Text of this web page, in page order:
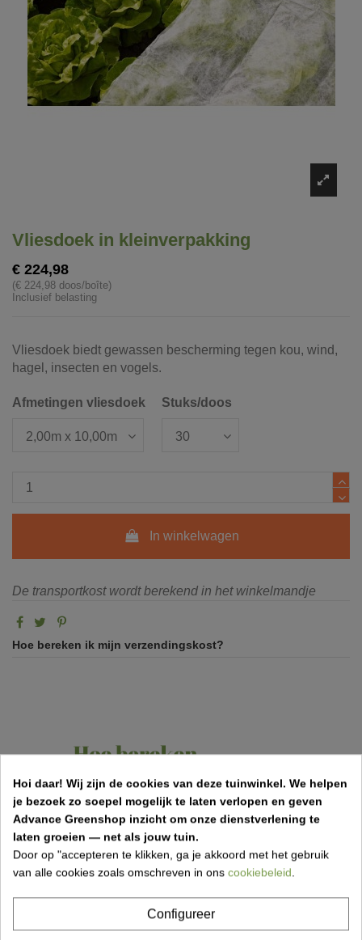
Vliesdoek in kleinverpakking
€ 224,98
(€ 224,98 doos/boîte)
Inclusief belasting
Vliesdoek biedt gewassen bescherming tegen kou, wind,
hagel, insecten en vogels.
Afmetingen vliesdoek Stuks/doos
In winkelwagen
De transportkost wordt berekend in het winkelmandje
Hoe bereken ik mijn verzendingskost?
Hoi daar! Wij zijn de cookies van deze tuinwinkel. We helpen
je bezoek zo soepel mogelijk te laten verlopen en geven
Advance Greenshop inzicht om onze dienstverlening te
laten groeien — net als jouw tuin.
Door op "accepteren te klikken, ga je akkoord met het gebruik
van alle cookies zoals omschreven in ons cookiebeleid.
Configureer